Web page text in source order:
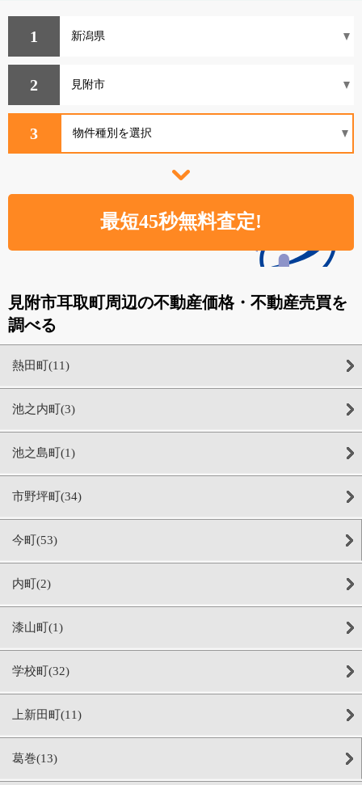
1
2
3
見附市耳取町周辺の不動産価格・不動産売買を
調べる
熱田町(11)
池之内町(3)
池之島町(1)
市野坪町(34)
今町(53)
内町(2)
漆山町(1)
学校町(32)
上新田町(11)
葛巻(13)